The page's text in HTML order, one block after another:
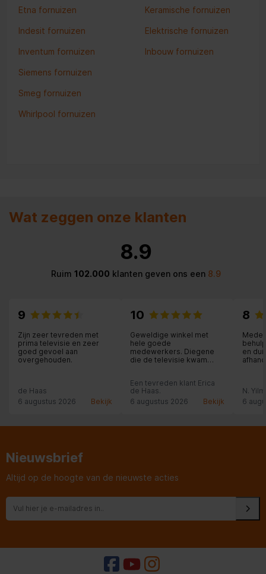
Etna fornuizen
Indesit fornuizen
Inventum fornuizen
Siemens fornuizen
Smeg fornuizen
Whirlpool fornuizen
Keramische fornuizen
Elektrische fornuizen
Inbouw fornuizen
Wat zeggen onze klanten
8.9
Ruim 102.000 klanten geven ons een8.9
9
Zijn zeer tevreden met
prima televisie en zeer
goed gevoel aan
overgehouden.
de Haas
6 augustus 2026
Bekijk
10
Geweldige winkel met
hele goede
medewerkers. Diegene
die de televisie kwam
iedereen daar de spullen
te kopen.
Een tevreden klant Erica
de Haas.
6 augustus 2026
Bekijk
8
en
N.
6
Nieuwsbrief
Altijd op de hoogte van de nieuwste acties